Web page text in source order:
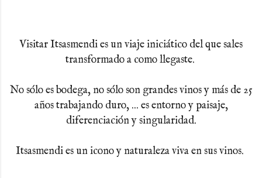
Visitar Itsasmendi es un viaje iniciático del que sales
transformado a como llegaste.
No sólo es bodega, no sólo son grandes vinos y más de 25
años trabajando duro, ... es entorno y paisaje,
diferenciación y singularidad.
Itsasmendi es un icono y naturaleza viva en sus vinos.